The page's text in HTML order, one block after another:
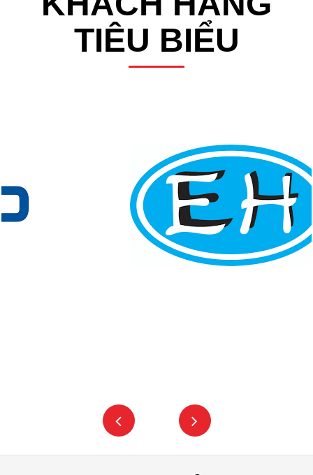
TIÊU BIỂU